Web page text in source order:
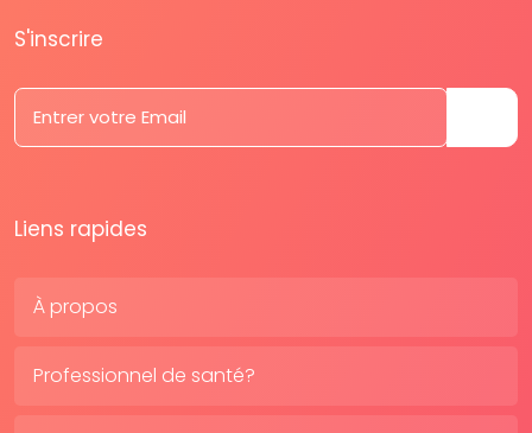
S'inscrire
Liens rapides
À propos
Professionnel de santé?